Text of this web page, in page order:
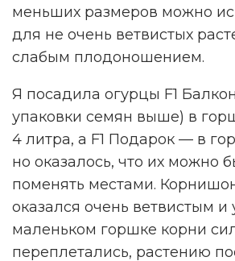
меньших размеров можно
для не очень ветвистых
слабым плодоношением.
Я посадила огурцы F1
упаковки семян выше) в
4 литра, а F1 Подарок — в
но оказалось, что их можно
поменять местами.
оказался очень ветвистым
маленьком горшке корни
переплетались, растению